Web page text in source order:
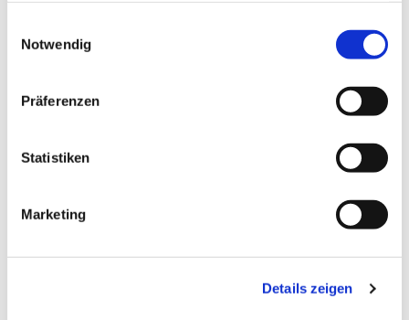
Notwendig
Präferenzen
Statistiken
Marketing
Details zeigen